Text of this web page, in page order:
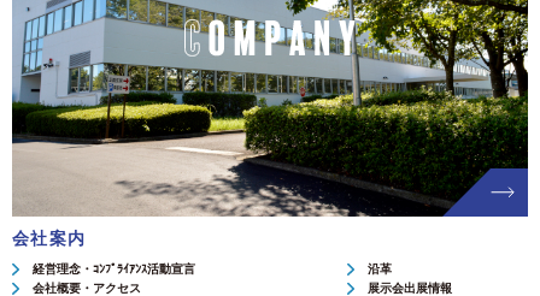
会社案内
経営理念・ｺﾝﾌﾟﾗｲｱﾝｽ活動宣言
沿革
会社概要・アクセス
展示会出展情報